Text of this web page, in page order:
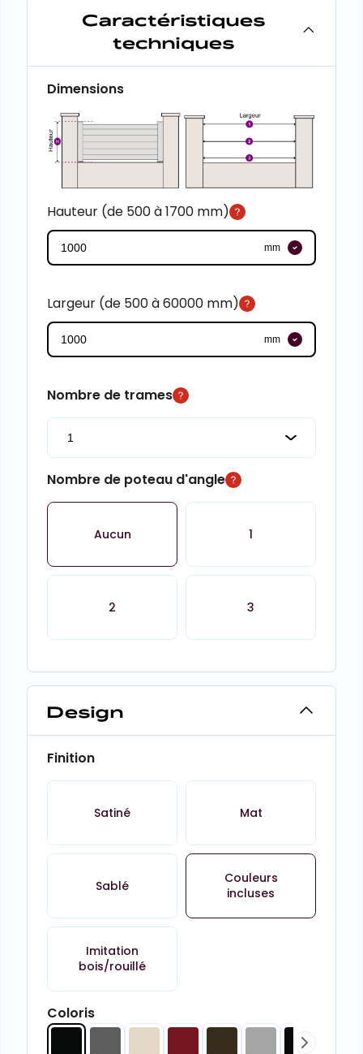
Caractéristiques
techniques
Dimensions
Hauteur (de 500 à 1700 mm)
mm
Largeur (de 500 à 60000 mm)
mm
Nombre de trames
Nombre de poteau d'angle
Aucun 1
2 3
Design
Finition
Satiné Mat
Sablé
Couleurs
incluses
Imitation
bois/rouillé
Coloris